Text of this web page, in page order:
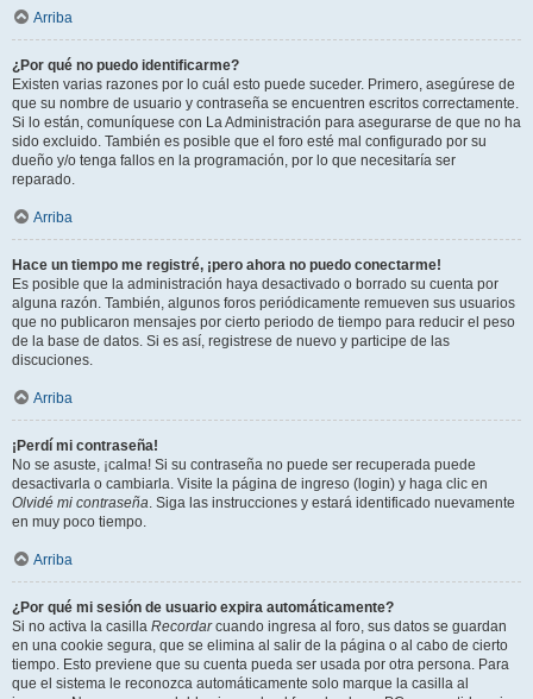
Arriba
¿Por qué no puedo identificarme?
Existen varias razones por lo cuál esto puede suceder. Primero, asegúrese de
que su nombre de usuario y contraseña se encuentren escritos correctamente.
Si lo están, comuníquese con La Administración para asegurarse de que no ha
sido excluido. También es posible que el foro esté mal configurado por su
dueño y/o tenga fallos en la programación, por lo que necesitaría ser
reparado.
Arriba
Hace un tiempo me registré, ¡pero ahora no puedo conectarme!
Es posible que la administración haya desactivado o borrado su cuenta por
alguna razón. También, algunos foros periódicamente remueven sus usuarios
que no publicaron mensajes por cierto periodo de tiempo para reducir el peso
de la base de datos. Si es así, registrese de nuevo y participe de las
discuciones.
Arriba
¡Perdí mi contraseña!
No se asuste, ¡calma! Si su contraseña no puede ser recuperada puede
desactivarla o cambiarla. Visite la página de ingreso (login) y haga clic en
Olvidé mi contraseña. Siga las instrucciones y estará identificado nuevamente
en muy poco tiempo.
Arriba
¿Por qué mi sesión de usuario expira automáticamente?
Si no activa la casilla Recordarcuando ingresa al foro, sus datos se guardan
en una cookie segura, que se elimina al salir de la página o al cabo de cierto
tiempo. Esto previene que su cuenta pueda ser usada por otra persona. Para
que el sistema le reconozca automáticamente solo marque la casilla al